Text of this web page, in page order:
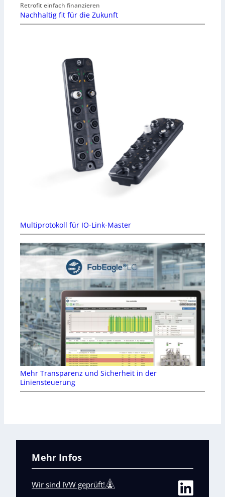
Retrofit einfach finanzieren
Nachhaltig fit für die Zukunft
Multiprotokoll für IO-Link-Master
Mehr Transparenz und Sicherheit in der
Liniensteuerung
Mehr Infos
Wir sind IVW geprüft!